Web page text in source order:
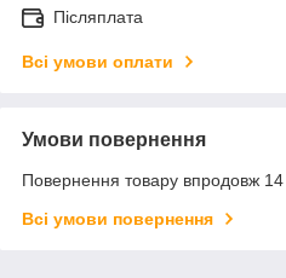
Післяплата
Всі умови оплати
Умови повернення
Повернення товару впродовж 14
Всі умови повернення